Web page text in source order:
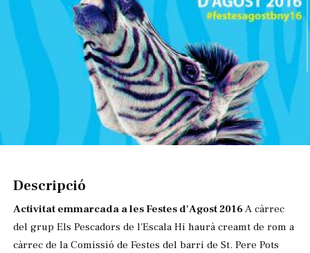
Descripció
Activitat emmarcada a les Festes d'Agost 2016A càrrec
del grup Els Pescadors de l'Escala Hi haurà creamt de rom a
càrrec de la Comissió de Festes del barri de St. Pere Pots